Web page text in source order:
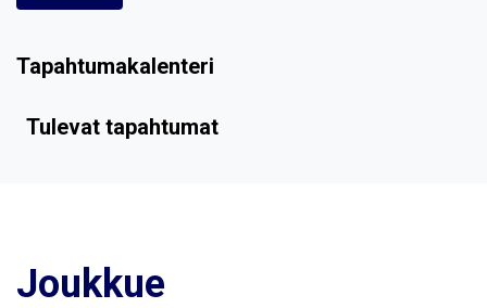
Tapahtumakalenteri
Tulevat tapahtumat
Joukkue